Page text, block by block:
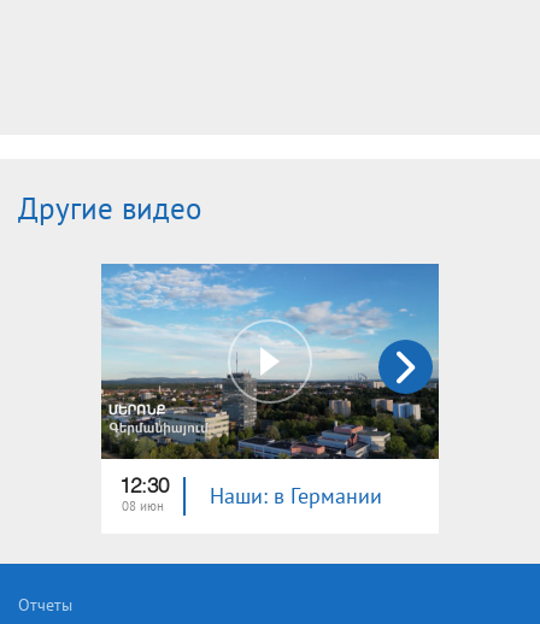
Другие видео
12:30
08 июн Наши: в Германии
Отчеты